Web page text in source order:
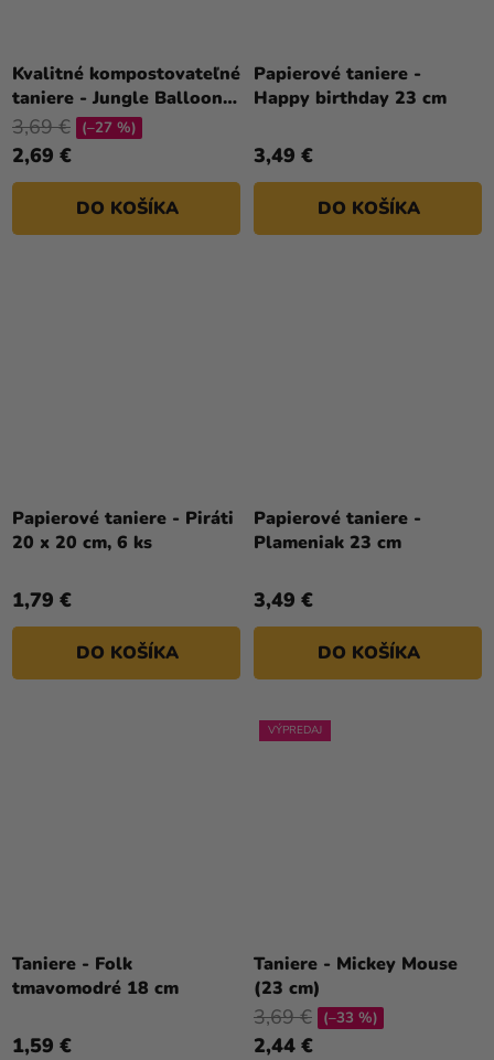
Kvalitné kompostovateľné
taniere - Jungle Balloons
8 ks
2,69 €
3,69 € (–27 %)
DO KOŠÍKA
Papierové taniere -
Happy birthday 23 cm
3,49 €
DO KOŠÍKA
Papierové taniere - Piráti
20 x 20 cm, 6 ks
1,79 €
DO KOŠÍKA
Papierové taniere -
Plameniak 23 cm
3,49 €
DO KOŠÍKA
Taniere - Folk
tmavomodré 18 cm
1,59 €
VÝPREDAJ
Taniere - Mickey Mouse
(23 cm)
2,44 €
3,69 € (–33 %)